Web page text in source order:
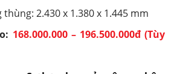
2.430 x 1.380 x 1.445 mm
168.000.000 – 196.500.000đ (Tùy